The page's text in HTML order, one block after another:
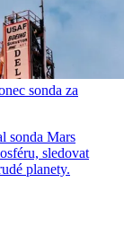
sonda za
sonda Mars
sledovat
planety.